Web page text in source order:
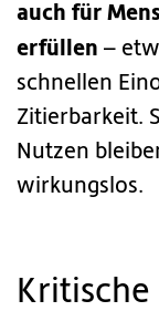
auch für
erfüllen –
schnellen
Zitierbarkeit.
Nutzen
wirkungslos.